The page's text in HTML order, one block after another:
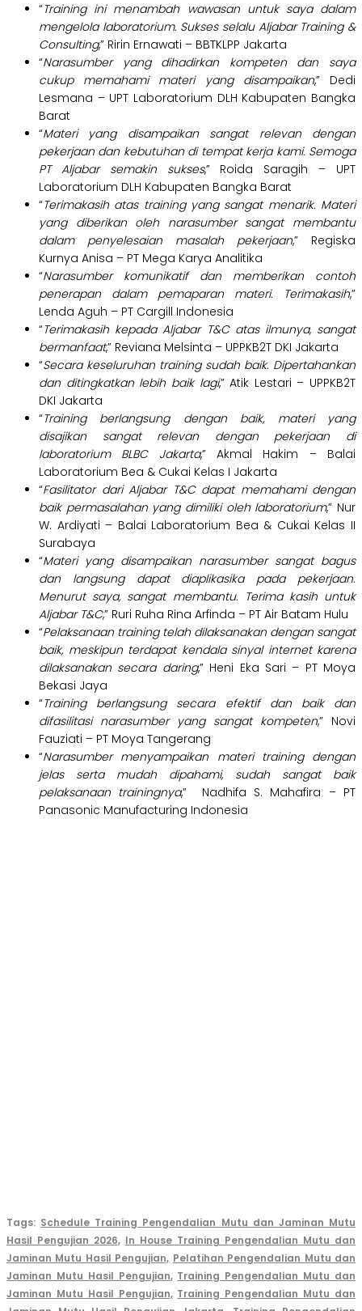
“Training ini menambah wawasan untuk saya dalam
mengelola laboratorium. Sukses selalu Aljabar Training &
Consulting,” Ririn Ernawati – BBTKLPP Jakarta
“Narasumber yang dihadirkan kompeten dan saya
cukup memahami materi yang disampaikan,” Dedi
Lesmana – UPT Laboratorium DLH Kabupaten Bangka
Barat
“Materi yang disampaikan sangat relevan dengan
pekerjaan dan kebutuhan di tempat kerja kami. Semoga
PT Aljabar semakin sukses,” Roida Saragih – UPT
Laboratorium DLH Kabupaten Bangka Barat
“Terimakasih atas training yang sangat menarik. Materi
yang diberikan oleh narasumber sangat membantu
dalam penyelesaian masalah pekerjaan,” Regiska
Kurnya Anisa – PT Mega Karya Analitika
“Narasumber komunikatif dan memberikan contoh
penerapan dalam pemaparan materi. Terimakasih,”
Lenda Aguh – PT Cargill Indonesia
“Terimakasih kepada Aljabar T&C atas ilmunya, sangat
bermanfaat,” Reviana Melsinta – UPPKB2T DKI Jakarta
“Secara keseluruhan training sudah baik. Dipertahankan
dan ditingkatkan lebih baik lagi,” Atik Lestari – UPPKB2T
DKI Jakarta
“Training berlangsung dengan baik, materi yang
disajikan sangat relevan dengan pekerjaan di
laboratorium BLBC Jakarta,” Akmal Hakim – Balai
Laboratorium Bea & Cukai Kelas I Jakarta
“Fasilitator dari Aljabar T&C dapat memahami dengan
baik permasalahan yang dimiliki oleh laboratorium,” Nur
W. Ardiyati – Balai Laboratorium Bea & Cukai Kelas II
Surabaya
“Materi yang disampaikan narasumber sangat bagus
dan langsung dapat diaplikasika pada pekerjaan.
Menurut saya, sangat membantu. Terima kasih untuk
Aljabar T&C,” Ruri Ruha Rina Arfinda – PT Air Batam Hulu
“Pelaksanaan training telah dilaksanakan dengan sangat
baik, meskipun terdapat kendala sinyal internet karena
dilaksanakan secara daring,” Heni Eka Sari – PT Moya
Bekasi Jaya
“Training berlangsung secara efektif dan baik dan
difasilitasi narasumber yang sangat kompeten,” Novi
Fauziati – PT Moya Tangerang
“Narasumber menyampaikan materi training dengan
jelas serta mudah dipahami, sudah sangat baik
pelaksanaan trainingnya,” Nadhifa S. Mahafira – PT
Panasonic Manufacturing Indonesia
Tags: Schedule Training Pengendalian Mutu dan Jaminan Mutu
Hasil Pengujian 2026, In House Training Pengendalian Mutu dan
Jaminan Mutu Hasil Pengujian, Pelatihan Pengendalian Mutu dan
Jaminan Mutu Hasil Pengujian, Training Pengendalian Mutu dan
Jaminan Mutu Hasil Pengujian, Training Pengendalian Mutu dan